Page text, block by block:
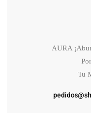
AURA
Tu